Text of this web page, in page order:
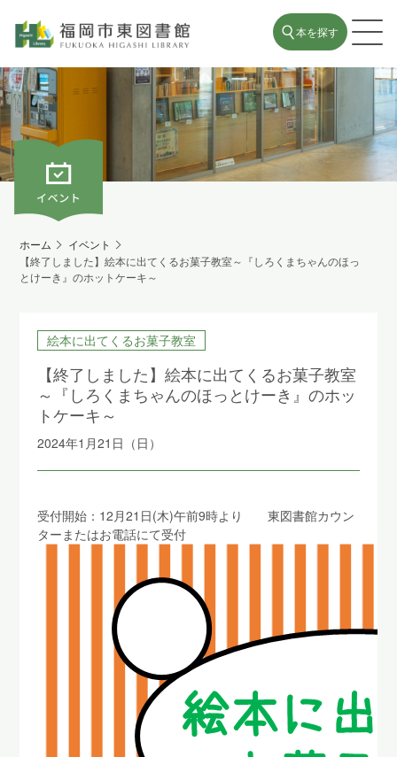
本を探す
ホーム
イベント
【終了しました】絵本に出てくるお菓子教室～『しろくまちゃんのほっ
とけーき』のホットケーキ～
絵本に出てくるお菓子教室
【終了しました】絵本に出てくるお菓子教室
～『しろくまちゃんのほっとけーき』のホッ
トケーキ～
2024年1月21日（日）
受付開始：12月21日(木)午前9時より 東図書館カウン
ターまたはお電話にて受付